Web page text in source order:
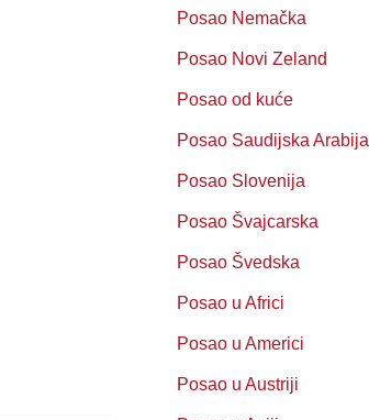
Posao Nemačka
Posao Novi Zeland
Posao od kuće
Posao Saudijska Arabija
Posao Slovenija
Posao Švajcarska
Posao Švedska
Posao u Africi
Posao u Americi
Posao u Austriji